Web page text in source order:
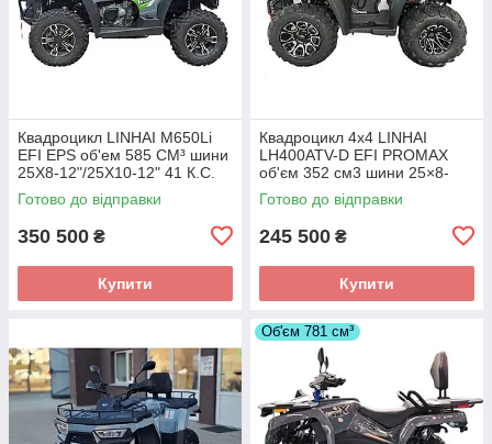
Квадроцикл LINHAI M650Li
EFI EPS об'ем 585 СМ³ шини
25Х8-12"/25Х10-12" 41 К.С.
4Х4
Готово до відправки
350 500 ₴
Купити
Квадроцикл 4х4 LINHAI
LH400ATV-D EFI PROMAX
об'єм 352 см3 шини 25×8-
12"/25×10-12" 20 л.с.
Готово до відправки
245 500 ₴
Купити
Об'єм 781 см³